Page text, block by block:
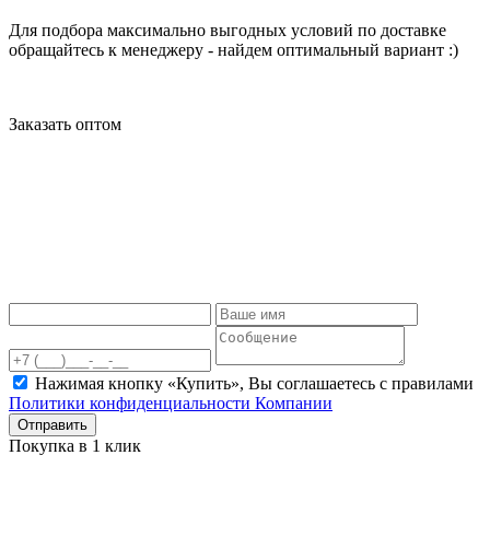
Для подбора максимально выгодных условий по доставке
обращайтесь к менеджеру - найдем оптимальный вариант :)
Заказать оптом
Нажимая кнопку «Купить», Вы соглашаетесь c правилами
Политики конфиденциальности Компании
Отправить
Покупка в 1 клик